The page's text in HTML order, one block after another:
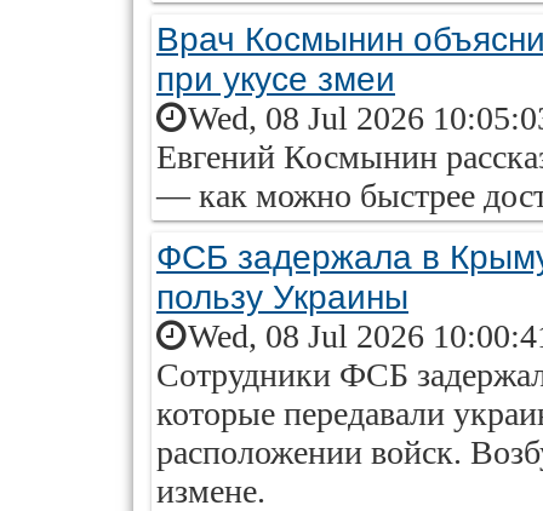
Врач Космынин
при укусе змеи
Wed, 08 Jul 2026
Евгений Космынин
— как можно быстрее
ФСБ задержала в
пользу Украины
Wed, 08 Jul 2026
Сотрудники ФСБ
которые передавали
расположении войск.
измене.